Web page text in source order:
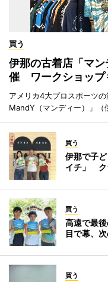
買う
伊那の古着店「マ
催 ワークショップ
アメリカ4大プロスポーツ
MandY（マンディー）」（
買う
伊那で子
イチ」 ク
買う
高遠で最
目で幕、
買う